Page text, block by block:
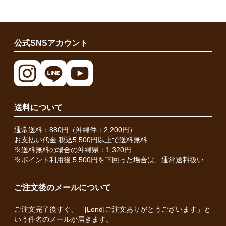
公式SNSアカウント
送料について
通常送料：880円（沖縄件：2,200円）
お支払い代金 税込5,500円以上で送料無料
※送料無料の場合の沖縄県：1,320円
※ポイント利用後 5,500円を下回った場合は、通常送料扱い
ご注文後のメールについて
ご注文完了後すぐ、「[Lond]ご注文ありがとうございます」と
いう件名のメールが届きます。